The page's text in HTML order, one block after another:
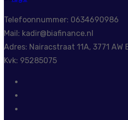
Telefoonnummer: 0634690986
Mail: kadir@biafinance.nl
Adres: Nairacstraat 11A, 3771 AW
Kvk: 95285075